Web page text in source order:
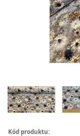
Kód produktu: